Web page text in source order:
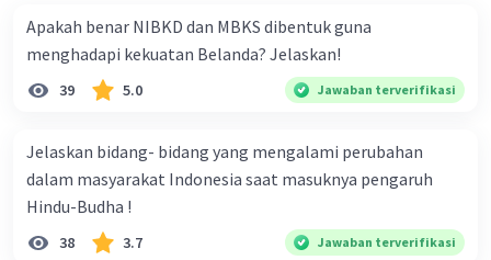
Iklan
Apakah benar NIBKD dan MBKS dibentuk guna
menghadapi kekuatan Belanda? Jelaskan!
39 5.0 Jawaban terverifikasi
Jelaskan bidang- bidang yang mengalami perubahan
dalam masyarakat Indonesia saat masuknya pengaruh
Hindu-Budha !
38 3.7 Jawaban terverifikasi